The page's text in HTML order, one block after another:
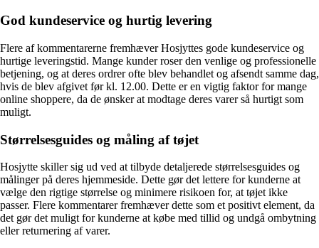
God kundeservice og hurtig levering
Flere af kommentarerne fremhæver Hosjyttes gode kundeservice og
hurtige leveringstid. Mange kunder roser den venlige og professionelle
betjening, og at deres ordrer ofte blev behandlet og afsendt samme dag,
hvis de blev afgivet før kl. 12.00. Dette er en vigtig faktor for mange
online shoppere, da de ønsker at modtage deres varer så hurtigt som
muligt.
Størrelsesguides og måling af tøjet
Hosjytte skiller sig ud ved at tilbyde detaljerede størrelsesguides og
målinger på deres hjemmeside. Dette gør det lettere for kunderne at
vælge den rigtige størrelse og minimere risikoen for, at tøjet ikke
passer. Flere kommentarer fremhæver dette som et positivt element, da
det gør det muligt for kunderne at købe med tillid og undgå ombytning
eller returnering af varer.